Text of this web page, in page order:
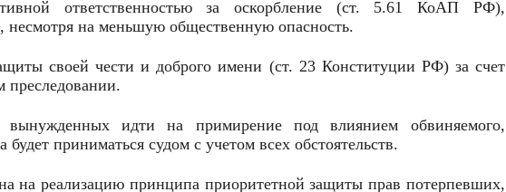
ответственностью за оскорбление (ст. 5.61 КоАП РФ),
несмотря на меньшую общественную опасность.
своей чести и доброго имени (ст. 23 Конституции РФ) за счет
преследовании.
идти на примирение под влиянием обвиняемого,
приниматься судом с учетом всех обстоятельств.
на реализацию принципа приоритетной защиты прав потерпевших,